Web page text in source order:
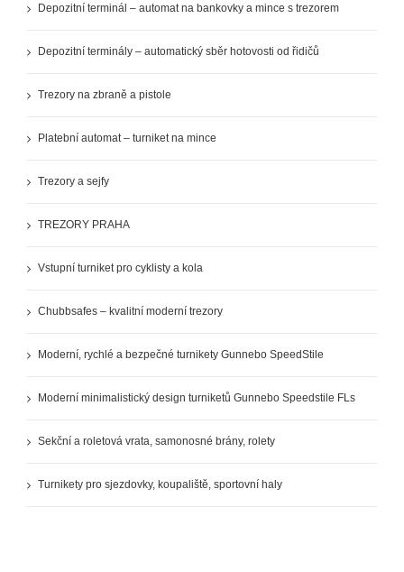
Depozitní terminál – automat na bankovky a mince s trezorem
Depozitní terminály – automatický sběr hotovosti od řidičů
Trezory na zbraně a pistole
Platební automat – turniket na mince
Trezory a sejfy
TREZORY PRAHA
Vstupní turniket pro cyklisty a kola
Chubbsafes – kvalitní moderní trezory
Moderní, rychlé a bezpečné turnikety Gunnebo SpeedStile
Moderní minimalistický design turniketů Gunnebo Speedstile FLs
Sekční a roletová vrata, samonosné brány, rolety
Turnikety pro sjezdovky, koupaliště, sportovní haly